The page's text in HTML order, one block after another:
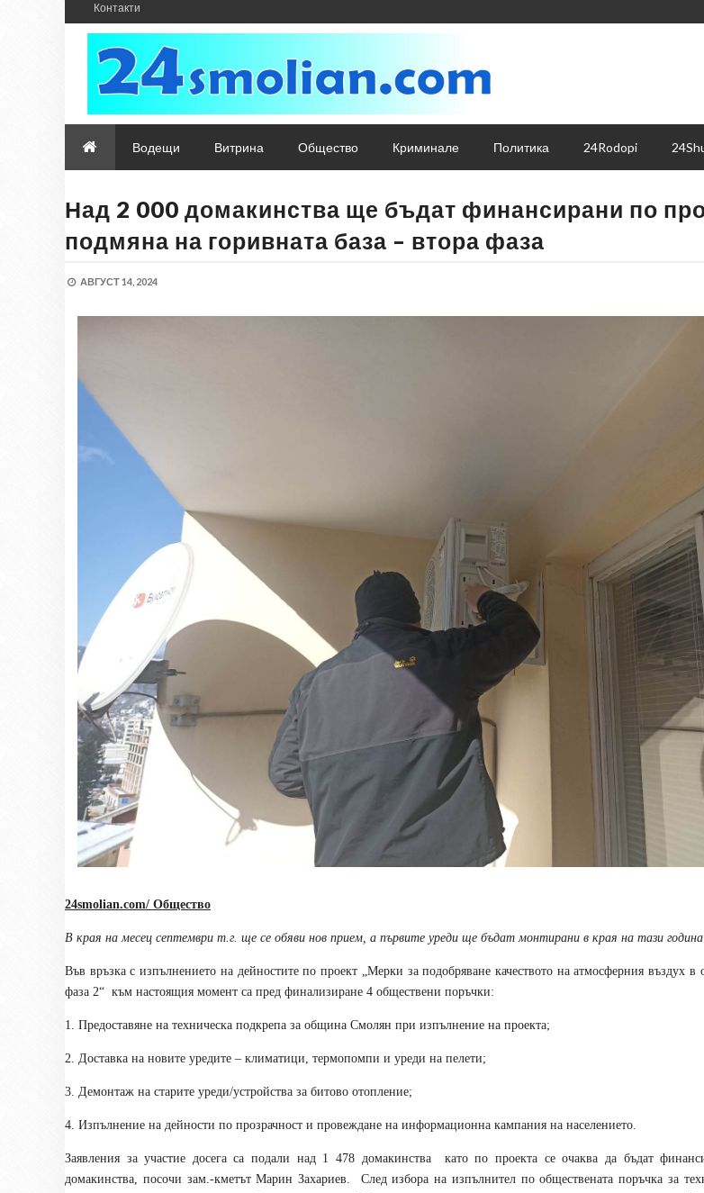
Контакти
Водещи Витрина Общество Криминале Политика 24Rodopi
Над 2 000 домакинства ще бъдат финансирани по
подмяна на горивната база – втора фаза
АВГУСТ 14, 2024
24smolian.com/ Общество
В края на месец септември т.г. ще се обяви нов прием, а първите уреди ще бъдат монтирани в края на тази година
Във връзка с изпълнението на дейностите по проект „Мерки за подобряване качеството на атмосферния въздух
фаза 2“ към настоящия момент са пред финализиране 4 обществени поръчки:
1. Предоставяне на техническа подкрепа за община Смолян при изпълнение на проекта;
2. Доставка на новите уредите – климатици, термопомпи и уреди на пелети;
3. Демонтаж на старите уреди/устройства за битово отопление;
4. Изпълнение на дейности по прозрачност и провеждане на информационна кампания на населението.
Заявления за участие досега са подали над 1 478 домакинства като по проекта се очаква да бъдат
домакинства, посочи зам.-кметът Марин Захариев. След избора на изпълнител по обществената поръчка за